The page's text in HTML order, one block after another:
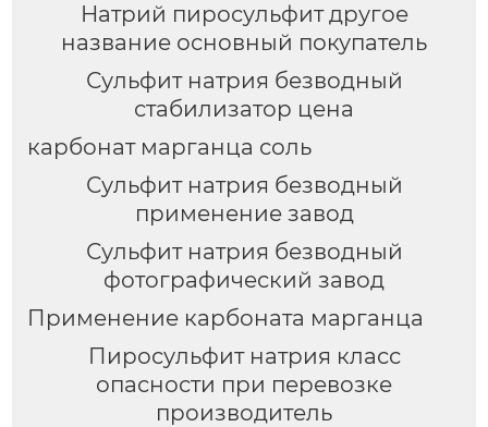
Натрий пиросульфит другое
название основный покупатель
Сульфит натрия безводный
стабилизатор цена
карбонат марганца соль
Сульфит натрия безводный
применение завод
Сульфит натрия безводный
фотографический завод
Применение карбоната марганца
Пиросульфит натрия класс
опасности при перевозке
производитель